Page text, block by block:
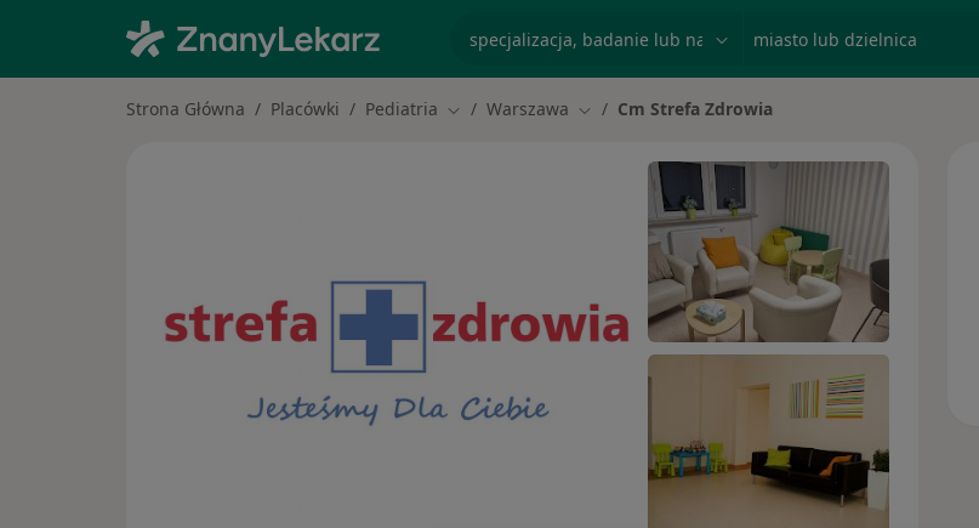
Strona Główna Placówki Pediatria Zmień miasto
Warszawa Zmień miasto
Cm Strefa Zdrowia